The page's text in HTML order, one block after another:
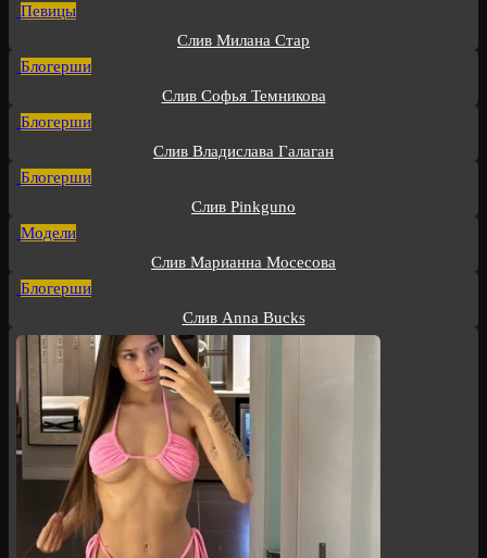
Певицы
Слив Милана Стар
Блогерши
Слив Софья Темникова
Блогерши
Слив Владислава Галаган
Блогерши
Слив Pinkguno
Модели
Слив Марианна Мосесова
Блогерши
Слив Anna Bucks